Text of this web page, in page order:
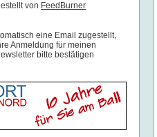
von FeedBurner
eine Email zugestellt,
Anmeldung für meinen
bitte bestätigen